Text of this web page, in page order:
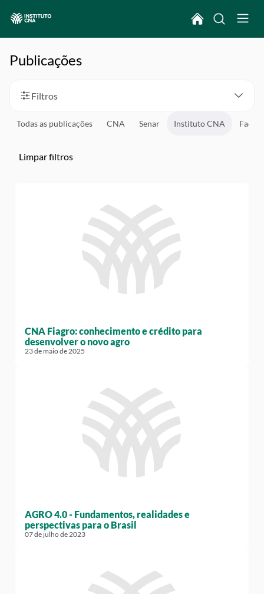
Publicações
Filtros
Todas as publicações CNA Senar Instituto CNA
Limpar filtros
CNA Fiagro: conhecimento e crédito para
desenvolver o novo agro
23 de maio de 2025
AGRO 4.0 - Fundamentos, realidades e
perspectivas para o Brasil
07 de julho de 2023